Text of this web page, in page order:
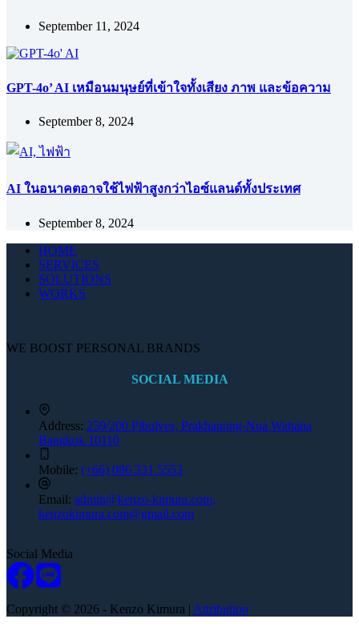
September 11, 2024
GPT-4o’ AI เหมือนมนุษย์ที่เข้าใจทั้งเสียง ภาพ และข้อความ
September 8, 2024
AI ในอนาคตอาจใช้ไฟฟ้าสูงกว่าไอซ์แลนด์ทั้งประเทศ
September 8, 2024
HOME
SERVICES
SOLUTIONS
WORKS
WE BOOST PERSONAL BRANDS
SOCIAL MEDIA
Address: 259/200 Pibulves, Prakhanong-Nua Wattana
Bangkok 10110
Mobile: (+66) 086 331 5553
Email: admin@kenzo-kimura.com,
kenzokimura.com@gmail.com
Social Media
Copyright © 2026 - Kenzo Kimura | Attribution